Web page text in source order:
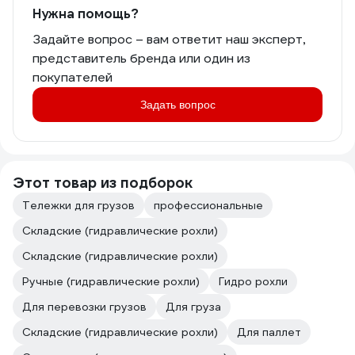
Нужна помощь?
Задайте вопрос – вам ответит наш эксперт,
представитель бренда или один из
покупателей
Задать вопрос
Этот товар из подборок
Тележки для грузов
профессиональные
Складские (гидравлические рохли)
Складские (гидравлические рохли)
Ручные (гидравлические рохли)
Гидро рохли
Для перевозки грузов
Для груза
Складские (гидравлические рохли)
Для паллет